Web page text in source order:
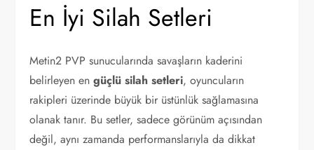
En İyi Silah Setleri
Metin2 PVP sunucularında savaşların kaderini
belirleyen engüçlü silah setleri, oyuncuların
rakipleri üzerinde büyük bir üstünlük sağlamasına
olanak tanır. Bu setler, sadece görünüm açısından
değil, aynı zamanda performanslarıyla da dikkat